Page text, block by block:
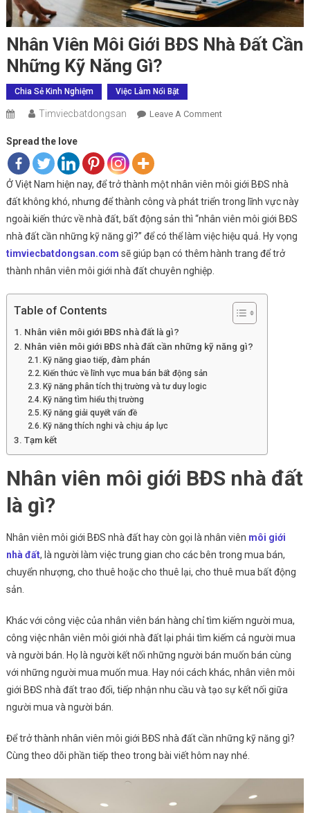
Nhân Viên Môi Giới BĐS Nhà Đất Cần
Những Kỹ Năng Gì?
Chia Sẻ Kinh Nghiệm Việc Làm Nổi Bật
Timviecbatdongsan Leave A CommentOn
BĐS
Nhà
Đất
Cần
Những
Gì?
Spread the love
Ở Việt Nam hiện nay, để trở thành một nhân viên môi giới BĐS nhà
đất không khó, nhưng để thành công và phát triển trong lĩnh vực này
ngoài kiến thức về nhà đất, bất động sản thì “nhân viên môi giới BĐS
nhà đất cần những kỹ năng gì?” để có thể làm việc hiệu quả. Hy vọng
timviecbatdongsan.com sẽ giúp bạn có thêm hành trang để trở
thành nhân viên môi giới nhà đất chuyên nghiệp.
Table of Contents
Nhân viên môi giới BĐS nhà đất là gì?
Nhân viên môi giới BĐS nhà đất cần những kỹ năng gì?
Kỹ năng giao tiếp, đàm phán
Kiến thức về lĩnh vực mua bán bất động sản
Kỹ năng phân tích thị trường và tư duy logic
Kỹ năng tìm hiểu thị trường
Kỹ năng giải quyết vấn đề
Kỹ năng thích nghi và chịu áp lực
Tạm kết
Nhân viên môi giới BĐS nhà đất
là gì?
Nhân viên môi giới BĐS nhà đất hay còn gọi là nhân viên môi giới
nhà đất, là người làm việc trung gian cho các bên trong mua bán,
chuyển nhượng, cho thuê hoặc cho thuê lại, cho thuê mua bất động
sản.
Khác với công việc của nhân viên bán hàng chỉ tìm kiếm người mua,
công việc nhân viên môi giới nhà đất lại phải tìm kiếm cả người mua
và người bán. Họ là người kết nối những người bán muốn bán cùng
với những người mua muốn mua. Hay nói cách khác, nhân viên môi
giới BĐS nhà đất trao đổi, tiếp nhận nhu cầu và tạo sự kết nối giữa
người mua và người bán.
Để trở thành nhân viên môi giới BĐS nhà đất cần những kỹ năng gì?
Cùng theo dõi phần tiếp theo trong bài viết hôm nay nhé.